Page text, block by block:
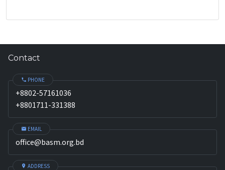
Contact
PHONE
+8802-57161036
+8801711-331388
EMAIL
office@basm.org.bd
ADDRESS